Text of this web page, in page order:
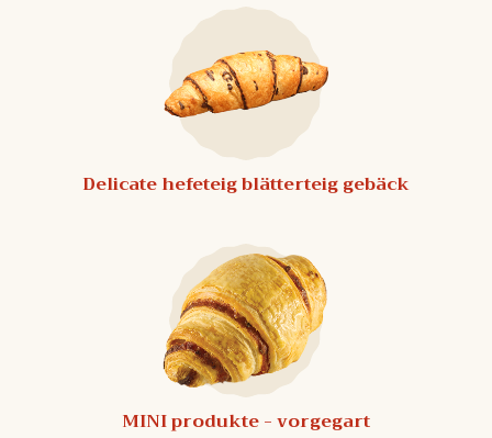
Delicate hefeteig blätterteig gebäck
MINI produkte - vorgegart